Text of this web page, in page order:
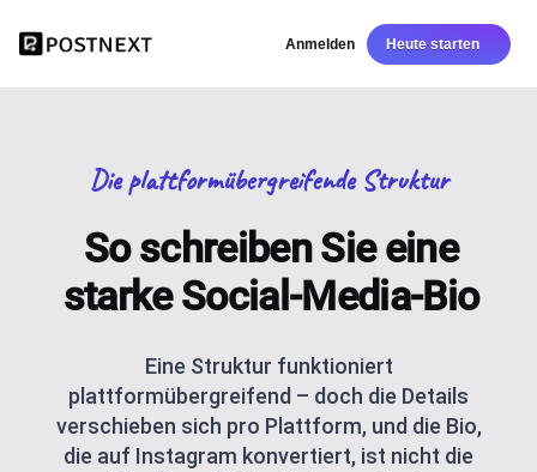
Anmelden Heute starten
Die plattformübergreifende Struktur
So schreiben Sie eine
starke Social-Media-Bio
Eine Struktur funktioniert
plattformübergreifend – doch die Details
verschieben sich pro Plattform, und die Bio,
die auf Instagram konvertiert, ist nicht die